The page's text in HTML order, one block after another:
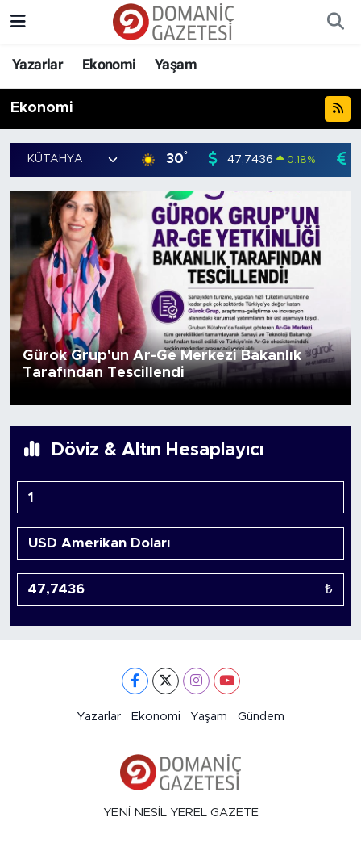
Yazarlar Ekonomi Yaşam
Ekonomi
30° 47,7436 0.18%
Gürok Grup'un Ar-Ge Merkezi Bakanlık
Tarafından Tescillendi
Döviz & Altın Hesaplayıcı
₺
Yazarlar Ekonomi Yaşam Gündem
YENİ NESİL YEREL GAZETE